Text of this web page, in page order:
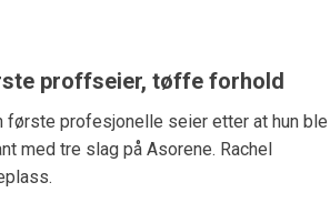
proffseier, tøffe forhold
første profesjonelle seier etter at hun ble
med tre slag på Asorene. Rachel